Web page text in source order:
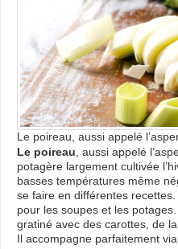
Le poireau, aussi appelé
Le poireau , aussi appelé
potagère largement cultivée
basses températures même
se faire en différentes
pour les soupes et les
gratiné avec des carottes, de
Il accompagne parfaitement